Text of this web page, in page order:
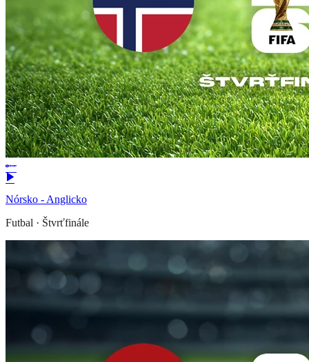
Nórsko - Anglicko
Futbal · Štvrťfinále